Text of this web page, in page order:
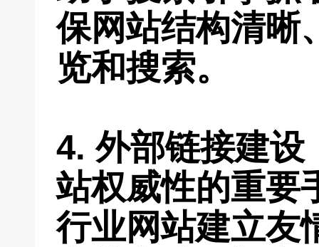
保网站结构清晰
览和搜索。
4. 外部链接建设
站权威性的重要
行业网站建立友